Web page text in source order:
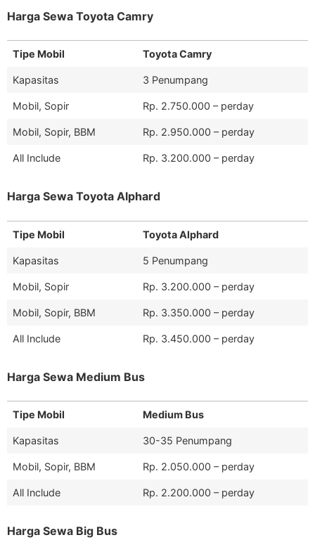
Harga Sewa Toyota Camry
Tipe Mobil Toyota Camry
Kapasitas 3 Penumpang
Mobil, Sopir Rp. 2.750.000 – perday
Mobil, Sopir, BBM Rp. 2.950.000 – perday
All Include Rp. 3.200.000 – perday
Harga Sewa Toyota Alphard
Tipe Mobil Toyota Alphard
Kapasitas 5 Penumpang
Mobil, Sopir Rp. 3.200.000 – perday
Mobil, Sopir, BBM Rp. 3.350.000 – perday
All Include Rp. 3.450.000 – perday
Harga Sewa Medium Bus
Tipe Mobil Medium Bus
Kapasitas 30-35 Penumpang
Mobil, Sopir, BBM Rp. 2.050.000 – perday
All Include Rp. 2.200.000 – perday
Harga Sewa Big Bus